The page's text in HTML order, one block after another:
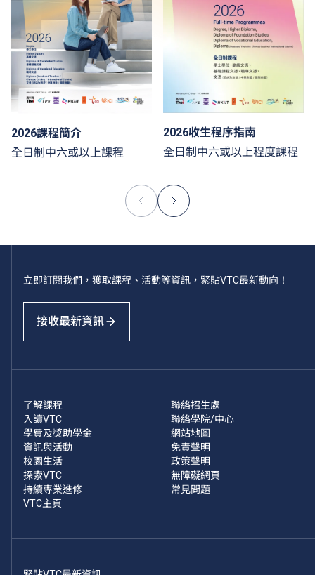
2026課程簡介
全日制中六或以上課程
2026收生程序指南
全日制中六或以上程度課程
立即訂閱我們，獲取課程、活動等資訊，緊貼VTC最新動向！
接收最新資訊
了解課程
入讀VTC
學費及獎助學金
資訊與活動
校園生活
探索VTC
持續專業進修
VTC主頁
聯絡招生處
聯絡學院/中心
網站地圖
免責聲明
政策聲明
無障礙網頁
常見問題